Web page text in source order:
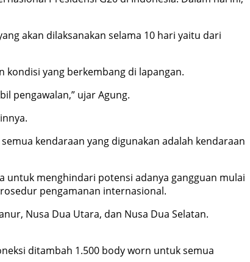
akan dilaksanakan selama 10 hari yaitu dari
kondisi yang berkembang di lapangan.
pengawalan,” ujar Agung.
kendaraan yang digunakan adalah kendaraan
untuk menghindari potensi adanya gangguan mulai
pengamanan internasional.
Nusa Dua Utara, dan Nusa Dua Selatan.
ditambah 1.500 body worn untuk semua